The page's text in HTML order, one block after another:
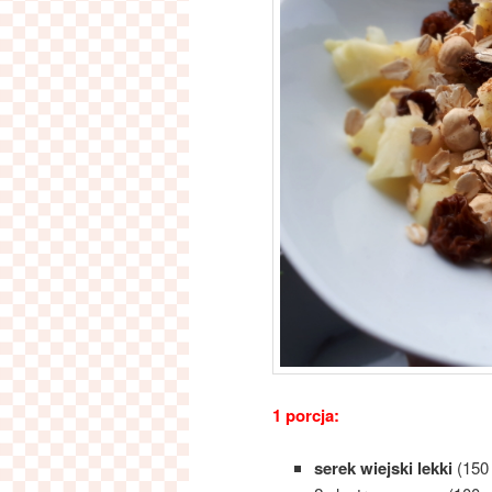
1 porcja:
serek wiejski lekki(150